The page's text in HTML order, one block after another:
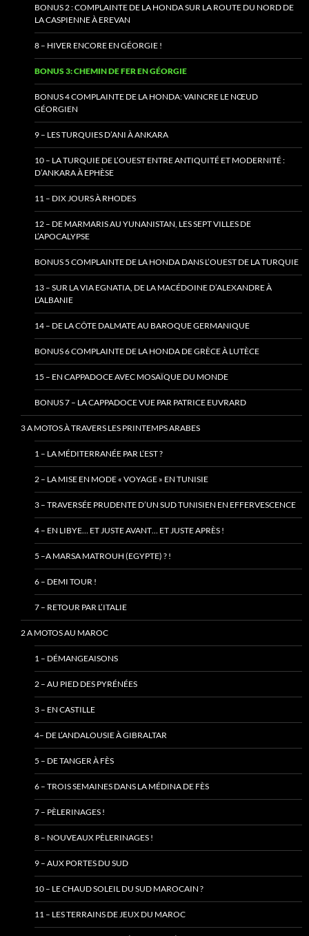
BONUS 2 : COMPLAINTE DE LA HONDA SUR LA ROUTE DU NORD DE
LA CASPIENNE À EREVAN
8 – HIVER ENCORE EN GÉORGIE !
BONUS 3: CHEMIN DE FER EN GÉORGIE
BONUS 4 COMPLAINTE DE LA HONDA: VAINCRE LE NŒUD
GÉORGIEN
9 – LES TURQUIES D’ANI À ANKARA
10 – LA TURQUIE DE L’OUEST ENTRE ANTIQUITÉ ET MODERNITÉ :
D’ANKARA À EPHÈSE
11 – DIX JOURS À RHODES
12 – DE MARMARIS AU YUNANISTAN, LES SEPT VILLES DE
L’APOCALYPSE
BONUS 5 COMPLAINTE DE LA HONDA DANS L’OUEST DE LA TURQUIE
13 – SUR LA VIA EGNATIA, DE LA MACÉDOINE D’ALEXANDRE À
L’ALBANIE
14 – DE LA CÔTE DALMATE AU BAROQUE GERMANIQUE
BONUS 6 COMPLAINTE DE LA HONDA DE GRÈCE À LUTÈCE
15 – EN CAPPADOCE AVEC MOSAÏQUE DU MONDE
BONUS 7 – LA CAPPADOCE VUE PAR PATRICE EUVRARD
3 A MOTOS À TRAVERS LES PRINTEMPS ARABES
1 – LA MÉDITERRANÉE PAR L’EST ?
2 – LA MISE EN MODE « VOYAGE » EN TUNISIE
3 – TRAVERSÉE PRUDENTE D’UN SUD TUNISIEN EN EFFERVESCENCE
4 – EN LIBYE… ET JUSTE AVANT… ET JUSTE APRÈS !
5 –A MARSA MATROUH (EGYPTE) ? !
6 – DEMI TOUR !
7 – RETOUR PAR L’ITALIE
2 A MOTOS AU MAROC
1 – DÉMANGEAISONS
2 – AU PIED DES PYRÉNÉES
3 – EN CASTILLE
4– DE L’ANDALOUSIE À GIBRALTAR
5 – DE TANGER À FÈS
6 – TROIS SEMAINES DANS LA MÉDINA DE FÈS
7 – PÈLERINAGES !
8 – NOUVEAUX PÈLERINAGES !
9 – AUX PORTES DU SUD
10 – LE CHAUD SOLEIL DU SUD MAROCAIN ?
11 – LES TERRAINS DE JEUX DU MAROC